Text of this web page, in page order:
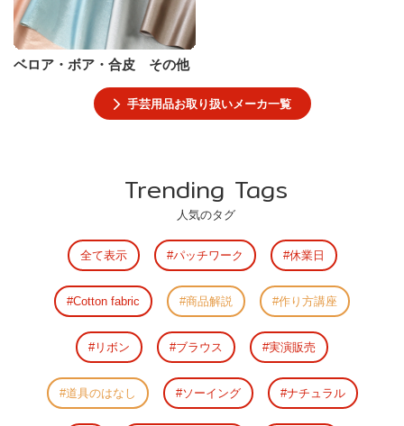
ベロア・ボア・合皮 その他
手芸用品お取り扱いメーカ一覧
Trending Tags
人気のタグ
全て表示 パッチワーク 休業日
Cotton fabric 商品解説 作り方講座
リボン ブラウス 実演販売
道具のはなし ソーイング ナチュラル